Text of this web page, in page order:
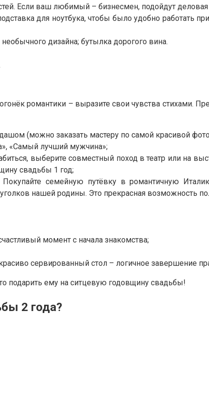
Если ваш любимый – бизнесмен, подойдут деловая
для ноутбука, чтобы было удобно работать
дизайна; бутылка дорогого вина.
романтики – выразите свои чувства стихами.
(можно заказать мастеру по самой красивой
«Самый лучший мужчина»;
выберите совместный поход в театр или на
свадьбы 1 год;
Покупайте семейную путёвку в романтичную
нашей родины. Это прекрасная возможность
момент с начала знакомства;
сервированный стол – логичное завершение
подарить ему на ситцевую годовщину свадьбы!
2 года?